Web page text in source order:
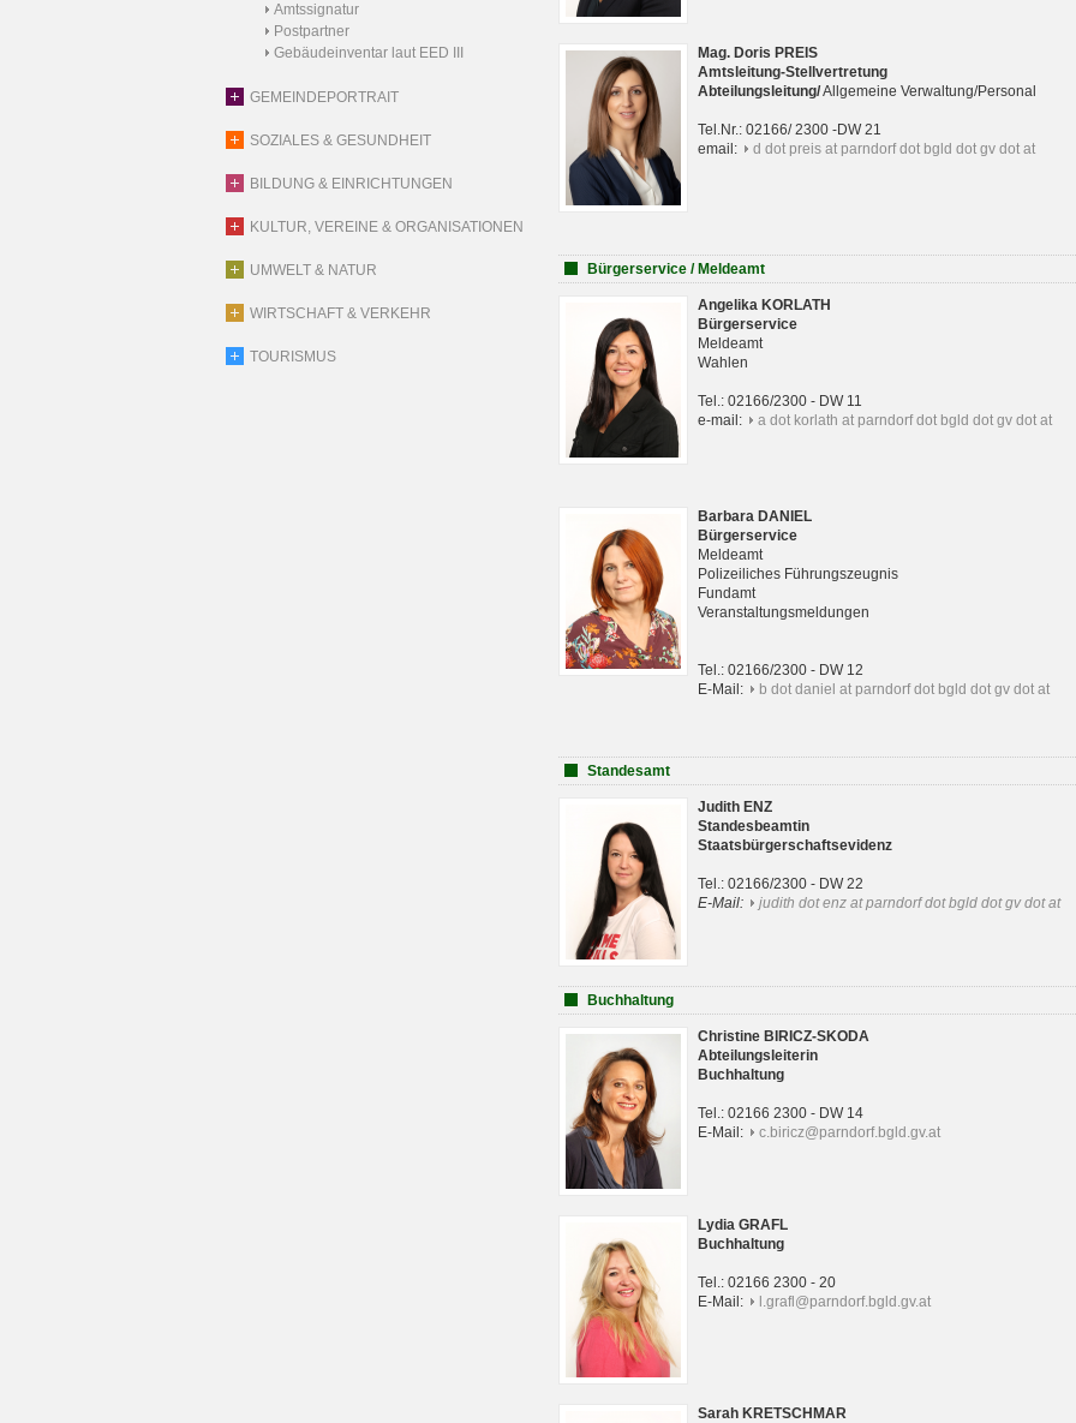
Amtssignatur
Postpartner
Gebäudeinventar laut EED III
GEMEINDEPORTRAIT
SOZIALES & GESUNDHEIT
BILDUNG & EINRICHTUNGEN
KULTUR, VEREINE & ORGANISATIONEN
UMWELT & NATUR
WIRTSCHAFT & VERKEHR
TOURISMUS
Mag. Doris PREIS
Amtsleitung-Stellvertretung
Abteilungsleitung/Allgemeine Verwaltung/Personal
Tel.Nr.: 02166/ 2300 -DW 21
email:
d dot preis at parndorf dot bgld dot gv dot at
Bürgerservice / Meldeamt
Angelika KORLATH
Bürgerservice
Meldeamt
Wahlen
Tel.: 02166/2300 - DW 11
e-mail:
a dot korlath at parndorf dot bgld dot gv dot at
Barbara DANIEL
Bürgerservice
Meldeamt
Polizeiliches Führungszeugnis
Fundamt
Veranstaltungsmeldungen
Tel.: 02166/2300 - DW 12
E-Mail:
b dot daniel at parndorf dot bgld dot gv dot at
Standesamt
Judith ENZ
Standesbeamtin
Staatsbürgerschaftsevidenz
Tel.: 02166/2300 - DW 22
E-Mail:
judith dot enz at parndorf dot bgld dot gv dot at
Buchhaltung
Christine BIRICZ-SKODA
Abteilungsleiterin
Buchhaltung
Tel.: 02166 2300 - DW 14
E-Mail:
c.biricz@parndorf.bgld.gv.at
Lydia GRAFL
Buchhaltung
Tel.: 02166 2300 - 20
E-Mail:
l.grafl@parndorf.bgld.gv.at
Sarah KRETSCHMAR